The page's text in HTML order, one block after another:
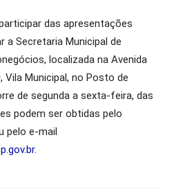
das apresentações
a Secretaria Municipal de
localizada na Avenida
Vila Municipal, no Posto de
de segunda a sexta-feira, das
podem ser obtidas pelo
pelo e-mail
.